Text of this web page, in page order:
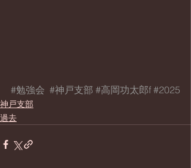
#勉強会 #神戸支部 #高岡功太郎f #2025
神戸支部
過去